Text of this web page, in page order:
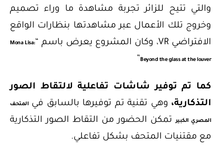
والتي تتيح للزائر تجربة مشاهدة ما وراء تصميم
وخروج تلك الأعمال عبر مشاهدتها بنظارات الواقع
الافتراضي VR، وكان المشروع يعرض باسم “
Mona Lisa:
Beyond the glass at the louver
”
كما تم توفير شاشات تفاعلية لالتقاط الصور
التذكارية،وهي تقنية تم توفيرها بالسابق فيالمتحف
المصري الكبيرتمكن الحضور من التقاط الصور التذكارية
مع مقتنيات المتحف بشكل تفاعلي.